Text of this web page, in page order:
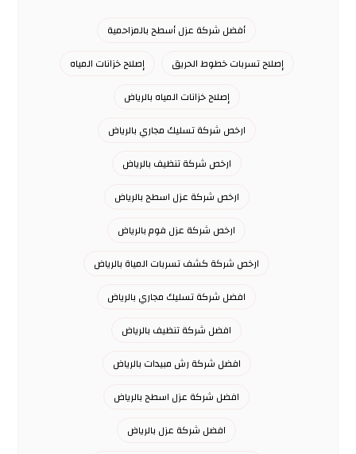
أفضل شركة عزل أسطح بالمزاحمية
إصلاح تسربات خطوط الحريق
إصلاح خزانات المياه
إصلاح خزانات المياه بالرياض
ارخص شركة تسليك مجاري بالرياض
ارخص شركة تنظيف بالرياض
ارخص شركة عزل اسطح بالرياض
ارخص شركة عزل فوم بالرياض
ارخص شركة كشف تسربات المياة بالرياض
افضل شركة تسليك مجاري بالرياض
افضل شركة تنظيف بالرياض
افضل شركة رش مبيدات بالرياض
افضل شركة عزل اسطح بالرياض
افضل شركة عزل بالرياض